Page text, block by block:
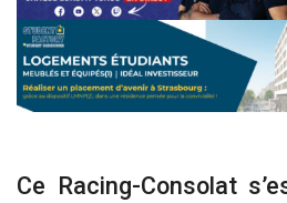
Ce Racing-Consolat